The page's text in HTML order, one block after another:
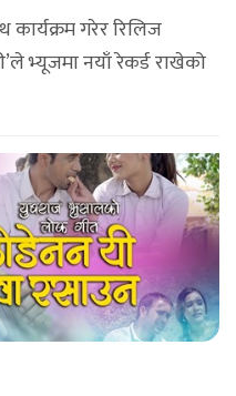
गरेर रिलिज
भ्यूजमा नयाँ रेकर्ड राखेको
भएको छैन । तर, [...]